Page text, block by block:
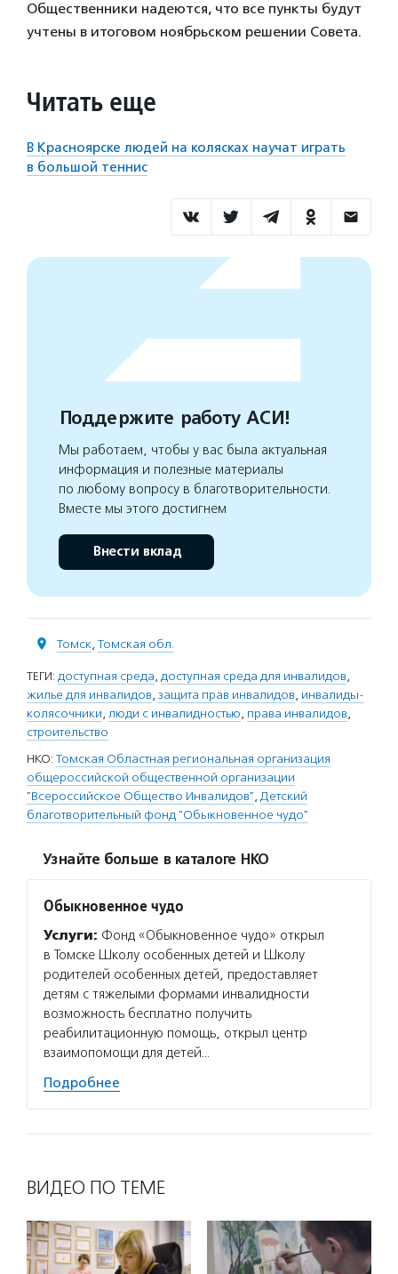
Общественники надеются, что все пункты будут
учтены в итоговом ноябрьском решении Совета.
Читать еще
В Красноярске людей на колясках научат играть
в большой теннис
Поддержите работу АСИ!
Мы работаем, чтобы у вас была актуальная
информация и полезные материалы
по любому вопросу в благотворительности.
Вместе мы этого достигнем
Внести вклад
Томск, Томская обл.
ТЕГИ: доступная среда, доступная среда для инвалидов,
жилье для инвалидов, защита прав инвалидов, инвалиды-
колясочники, люди с инвалидностью, права инвалидов,
строительство
НКО: Томская Областная региональная организация
общероссийской общественной организации
"Всероссийское Общество Инвалидов", Детский
благотворительный фонд "Обыкновенное чудо"
Узнайте больше в каталоге НКО
Обыкновенное чудо
Услуги: Фонд «Обыкновенное чудо» открыл
в Томске Школу особенных детей и Школу
родителей особенных детей, предоставляет
детям с тяжелыми формами инвалидности
возможность бесплатно получить
реабилитационную помощь, открыл центр
взаимопомощи для детей…
Подробнее
ВИДЕО ПО ТЕМЕ